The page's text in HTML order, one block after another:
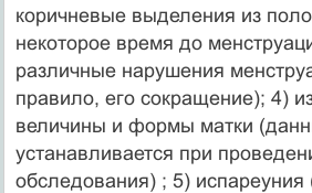
коричневые выделения из
некоторое время до
различные нарушения
правило, его сокращение); 4)
величины и формы матки
устанавливается при
обследования) ; 5)